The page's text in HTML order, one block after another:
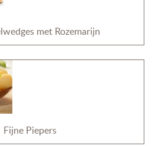
met Rozemarijn
Fijne Piepers